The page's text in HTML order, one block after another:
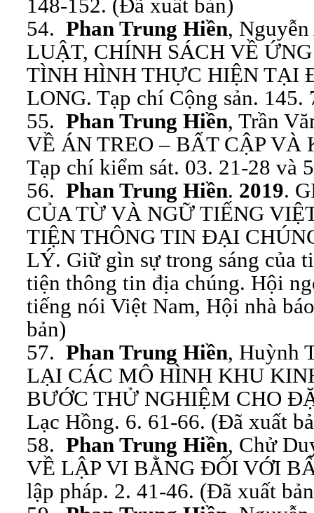
148-152. (Đã xuất bản)
54. Phan Trung Hiền,
LUẬT, CHÍNH SÁCH VỀ
TÌNH HÌNH THỰC HIỆN TẠI
LONG. Tạp chí Cộng sản.
55. Phan Trung Hiền, Trần
VỀ ÁN TREO – BẤT CẬP VÀ
Tạp chí kiểm sát. 03. 21-28 và
56. Phan Trung Hiền. 2019.
CỦA TỪ VÀ NGỮ TIẾNG
TIỆN THÔNG TIN ĐẠI
LÝ. Giữ gìn sự trong sáng của
tiện thông tin địa chúng. Hội
tiếng nói Việt Nam, Hội nhà
bản)
57. Phan Trung Hiền, Huỳnh
LẠI CÁC MÔ HÌNH KHU
BƯỚC THỬ NGHIỆM CHO
Lạc Hồng. 6. 61-66. (Đã xuất
58. Phan Trung Hiền, Chử
VỀ LẬP VI BẰNG ĐỐI VỚI
lập pháp. 2. 41-46. (Đã xuất